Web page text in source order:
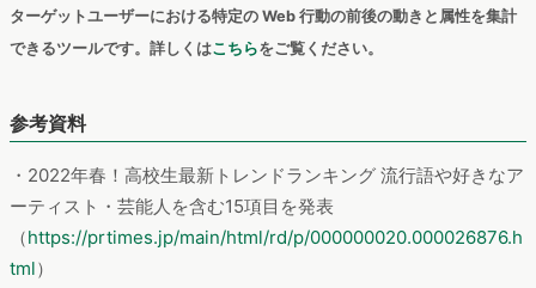
りますので、興味のある方は下記よりぜひご登録ください。
また、『story bank』は、Web行動データとアンケートデータを用いて、
ターゲットユーザーにおける特定の Web 行動の前後の動きと属性を集計
できるツールです。詳しくは